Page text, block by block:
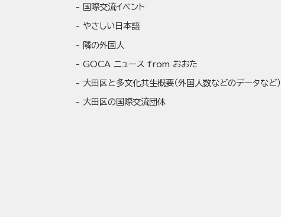
国際交流イベント
やさしい日本語
隣の外国人
GOCA ニュース from おおた
大田区と多文化共生概要（外国人数などのデータなど）
大田区の国際交流団体